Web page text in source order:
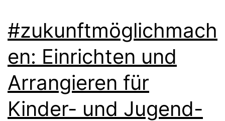
#zukunftmöglichmach
en: Einrichten und
Arrangieren für
Kinder- und Jugend-